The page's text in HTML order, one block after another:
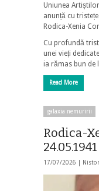
Uniunea
anunță cu
Rodica-Xenia
Cu profundă
unei vieți
ia rămas bun de
Read More
galaxia nemuririi
Rodica-
17/07/2026 |